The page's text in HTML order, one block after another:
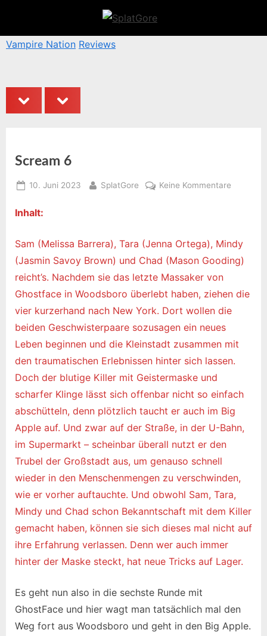
content
Vampire Nation Reviews
prev next
Scream 6
Posted
10. Juni 2023 By
SplatGore Keine Kommentarezu
Inhalt:
Sam (Melissa Barrera), Tara (Jenna Ortega), Mindy
(Jasmin Savoy Brown) und Chad (Mason Gooding)
reicht’s. Nachdem sie das letzte Massaker von
Ghostface in Woodsboro überlebt haben, ziehen die
vier kurzerhand nach New York. Dort wollen die
beiden Geschwisterpaare sozusagen ein neues
Leben beginnen und die Kleinstadt zusammen mit
den traumatischen Erlebnissen hinter sich lassen.
Doch der blutige Killer mit Geistermaske und
scharfer Klinge lässt sich offenbar nicht so einfach
abschütteln, denn plötzlich taucht er auch im Big
Apple auf. Und zwar auf der Straße, in der U-Bahn,
im Supermarkt – scheinbar überall nutzt er den
Trubel der Großstadt aus, um genauso schnell
wieder in den Menschenmengen zu verschwinden,
wie er vorher auftauchte. Und obwohl Sam, Tara,
Mindy und Chad schon Bekanntschaft mit dem Killer
gemacht haben, können sie sich dieses mal nicht auf
ihre Erfahrung verlassen. Denn wer auch immer
hinter der Maske steckt, hat neue Tricks auf Lager.
Es geht nun also in die sechste Runde mit
GhostFace und hier wagt man tatsächlich mal den
Weg fort aus Woodsboro und geht in den Big Apple.